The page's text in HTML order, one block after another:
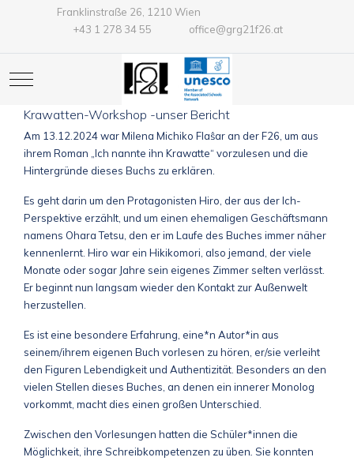
Franklinstraße 26, 1210 Wien
+43 1 278 34 55
office@grg21f26.at
Mobile Menu Toggle
Krawatten-Workshop -unser Bericht
Am 13.12.2024 war Milena Michiko Flaŝar an der F26, um aus
ihrem Roman „Ich nannte ihn Krawatte“ vorzulesen und die
Hintergründe dieses Buchs zu erklären.
Es geht darin um den Protagonisten Hiro, der aus der Ich-
Perspektive erzählt, und um einen ehemaligen Geschäftsmann
namens Ohara Tetsu, den er im Laufe des Buches immer näher
kennenlernt. Hiro war ein Hikikomori, also jemand, der viele
Monate oder sogar Jahre sein eigenes Zimmer selten verlässt.
Er beginnt nun langsam wieder den Kontakt zur Außenwelt
herzustellen.
Es ist eine besondere Erfahrung, eine*n Autor*in aus
seinem/ihrem eigenen Buch vorlesen zu hören, er/sie verleiht
den Figuren Lebendigkeit und Authentizität. Besonders an den
vielen Stellen dieses Buches, an denen ein innerer Monolog
vorkommt, macht dies einen großen Unterschied.
Zwischen den Vorlesungen hatten die Schüler*innen die
Möglichkeit, ihre Schreibkompetenzen zu üben Sie konnten